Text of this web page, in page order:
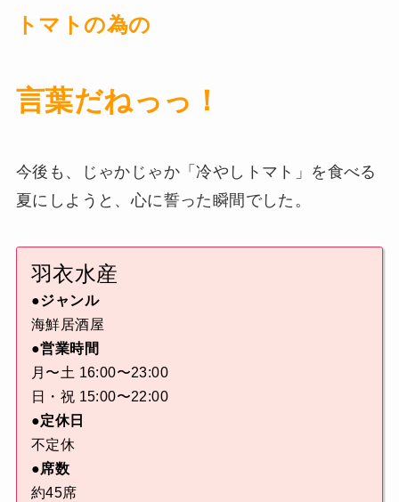
トマトの為の
言葉だねっっ！
今後も、じゃかじゃか「冷やしトマト」を食べる
夏にしようと、心に誓った瞬間でした。
羽衣水産
●ジャンル
海鮮居酒屋
●営業時間
月〜土 16:00〜23:00
日・祝 15:00〜22:00
●定休日
不定休
●席数
約45席